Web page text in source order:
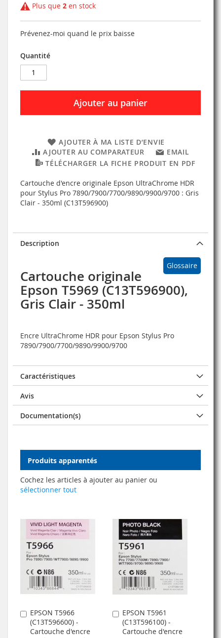
Plus que 2 en stock
Prévenez-moi quand le prix baisse
Quantité
Ajouter au panier
AJOUTER À MA LISTE D’ENVIE
AJOUTER AU COMPARATEUR
EMAIL
TÉLÉCHARGER LA FICHE PRODUIT EN PDF
Cartouche d'encre originale Epson UltraChrome HDR
pour Stylus Pro 7890/7900/7700/9890/9900/9700 : Gris
Clair - 350ml (C13T596900)
Description
Glossaire
Cartouche originale
Epson T5969 (C13T596900),
Gris Clair - 350ml
Encre UltraChrome HDR pour Epson Stylus Pro
7890/7900/7700/9890/9900/9700
Caractéristiques
Avis
Documentation(s)
Produits apparentés
Cochez les articles à ajouter au panier ou
sélectionner tout
EPSON T5966
(C13T596600) -
Cartouche d'encre
Ajouter
au
panier
EPSON T5961
(C13T596100) -
Cartouche d'encre
Ajouter
au
panier